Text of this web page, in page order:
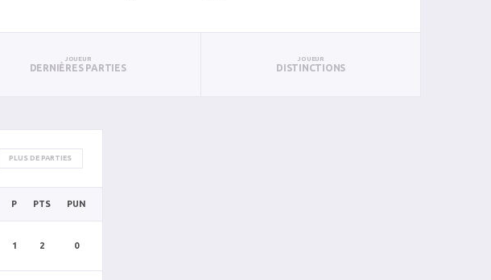
JOUEUR
DERNIÈRES PARTIES
JOUEUR
DISTINCTIONS
PLUS DE PARTIES
P PTS PUN
1 2 0